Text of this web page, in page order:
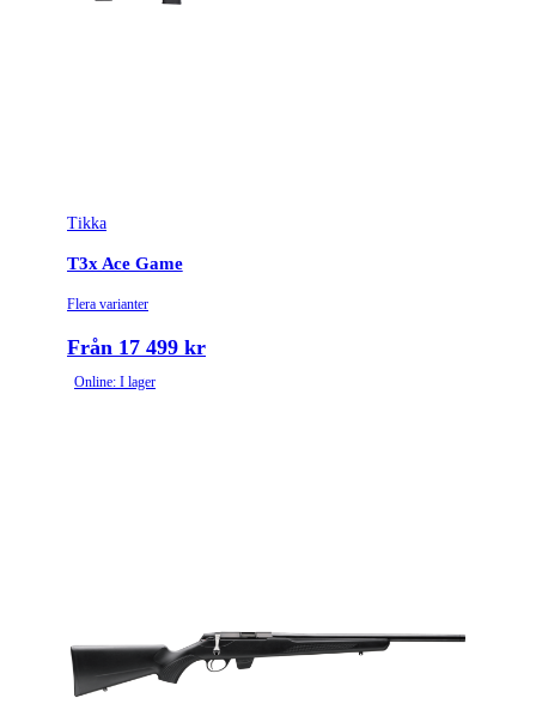
Tikka
T3x Ace Game
Flera varianter
Från 17 499 kr
Online: I lager